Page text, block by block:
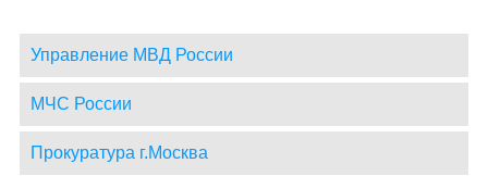
Управление МВД России
МЧС России
Прокуратура г.Москва